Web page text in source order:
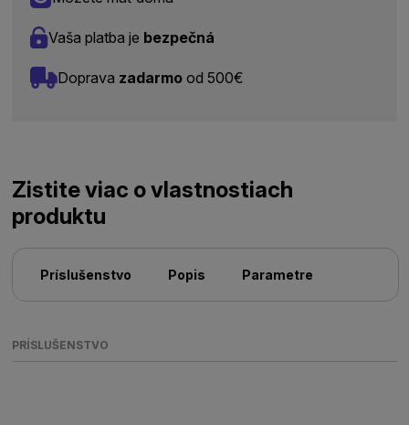
Vaša platba je bezpečná
Doprava zadarmo od 500€
Zistite viac o vlastnostiach
produktu
Príslušenstvo Popis Parametre
PRÍSLUŠENSTVO